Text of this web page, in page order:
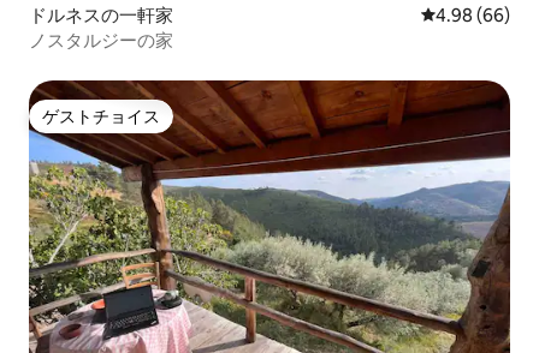
ドルネスの一軒家 レビュー66件
4.98 (66)
ノスタルジーの家
ゲストチョイス
ゲストチョイス